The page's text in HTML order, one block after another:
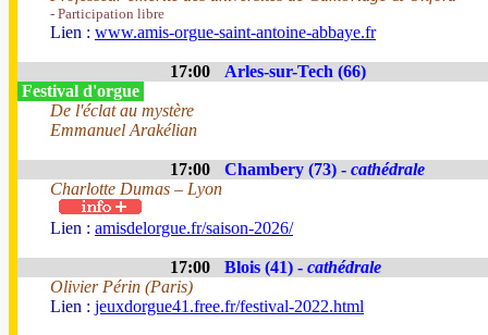
- Participation libre
Lien : www.amis-orgue-saint-antoine-abbaye.fr
17:00
Arles-sur-Tech (66)
Festival d'orgue
De l'éclat au mystère
Emmanuel Arakélian
17:00 Chambery (73) - cathédrale
Charlotte Dumas – Lyon
Lien : amisdelorgue.fr/saison-2026/
17:00 Blois (41) - cathédrale
Olivier Périn (Paris)
Lien : jeuxdorgue41.free.fr/festival-2022.html